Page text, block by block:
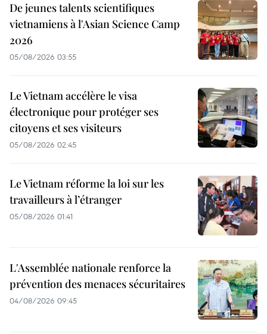
De jeunes talents scientifiques
vietnamiens à l'Asian Science Camp
2026
05/08/2026 03:55
Le Vietnam accélère le visa
électronique pour protéger ses
citoyens et ses visiteurs
05/08/2026 02:45
Le Vietnam réforme la loi sur les
travailleurs à l’étranger
05/08/2026 01:41
L'Assemblée nationale renforce la
prévention des menaces sécuritaires
04/08/2026 09:45